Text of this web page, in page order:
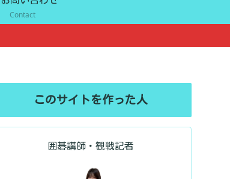
Contact
このサイトを作った人
囲碁講師・観戦記者